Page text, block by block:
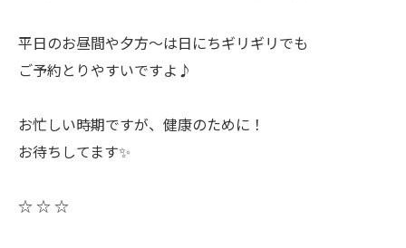
平日のお昼間や夕方〜は日にちギリギリでも
ご予約とりやすいですよ♪
お忙しい時期ですが、健康のために！
お待ちしてます✨
☆ ☆ ☆